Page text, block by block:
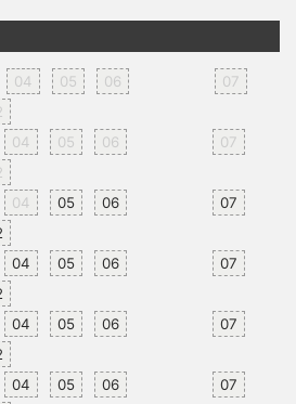
04 05 06
07
04 05 06
07
04 05 06
07
04 05 06
07
04 05 06
07
04 05 06
07